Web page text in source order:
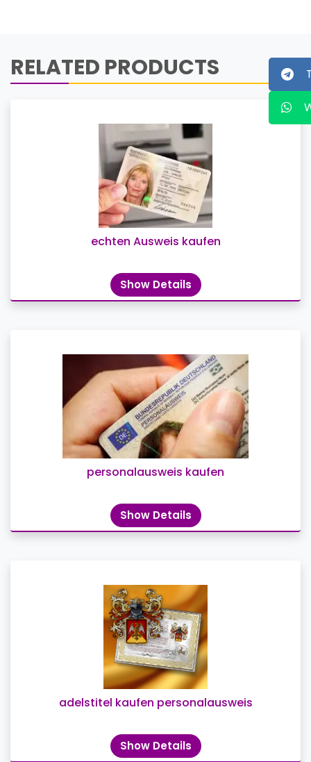
RELATED PRODUCTS
echten Ausweis kaufen
Show Details
personalausweis kaufen
Show Details
adelstitel kaufen personalausweis
Show Details